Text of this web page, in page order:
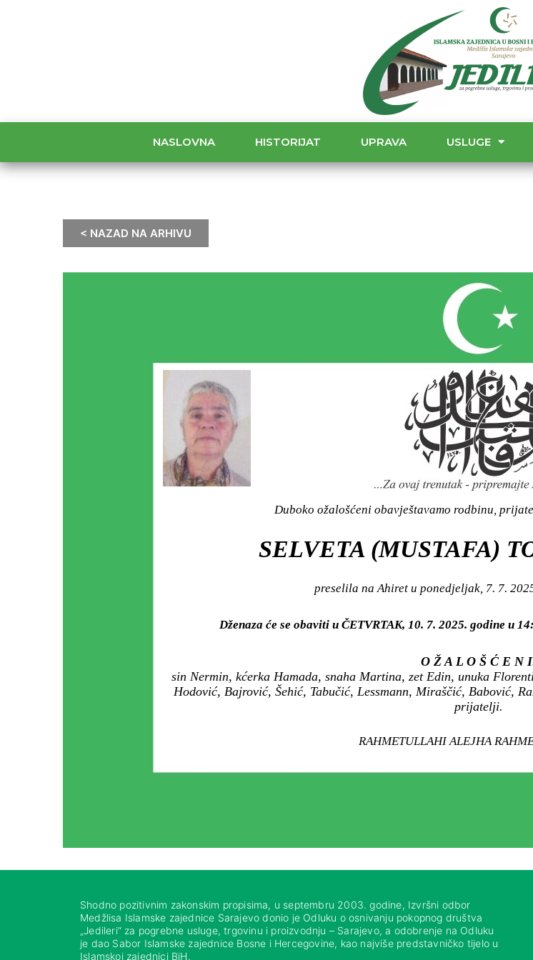
NASLOVNA HISTORIJAT UPRAVA USLUGE
< NAZAD NA ARHIVU
Duboko ožalošćeni obavještavamo rodbinu,
SELVETA (MUSTAFA)
preselila na Ahiret u ponedjeljak, 7. 7.
Dženaza će se obaviti u ČETVRTAK, 10. 7. 2025. godine u
O Ž A L O Š Ć E N
sin Nermin, kćerka Hamada, snaha Martina, zet Edin, unuka
Hodović, Bajrović, Šehić, Tabučić, Lessmann, Miraščić, Babović,
prijatelji.
RAHMETULLAHI ALEJHA
Shodno pozitivnim zakonskim propisima, u septembru 2003. godine, Izvršni odbor
Medžlisa Islamske zajednice Sarajevo donio je Odluku o osnivanju pokopnog društva
„Jedileri“ za pogrebne usluge, trgovinu i proizvodnju – Sarajevo, a odobrenje na Odluku
je dao Sabor Islamske zajednice Bosne i Hercegovine, kao najviše predstavničko tijelo u
Islamskoj zajednici BiH.